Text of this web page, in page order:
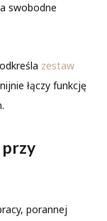
swobodne
zestaw
łączy funkcję
przy
porannej